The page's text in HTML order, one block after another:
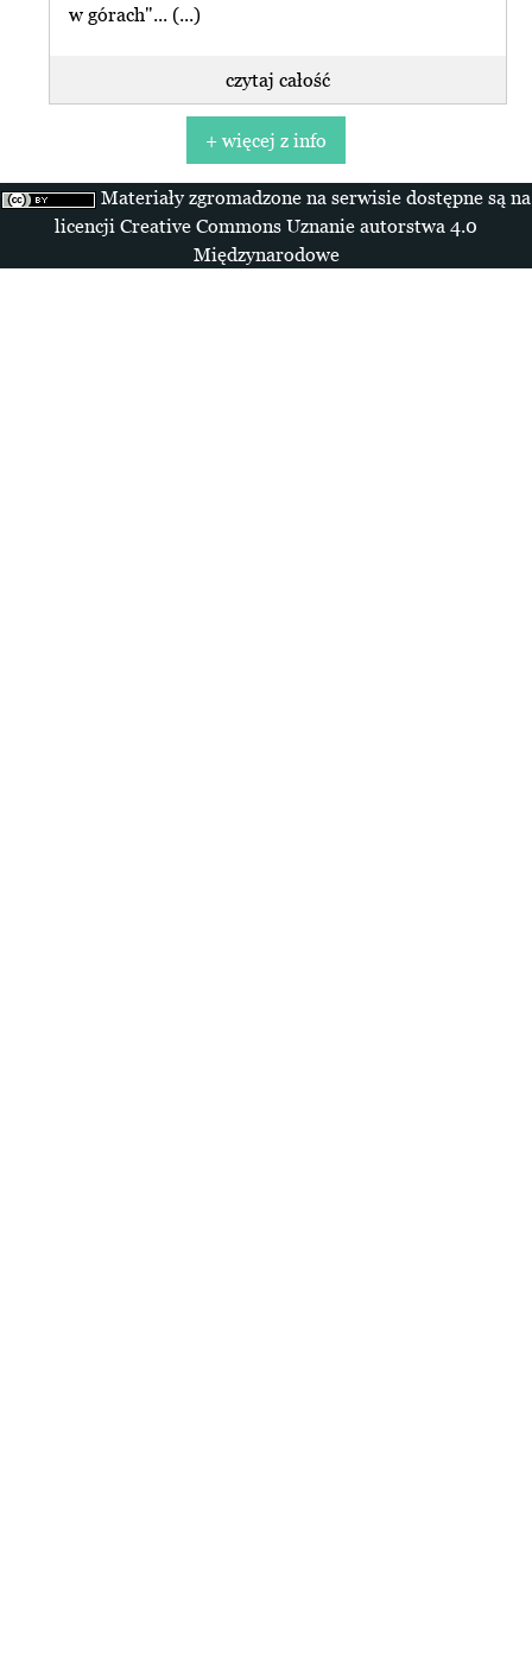
w górach"... (...)
czytaj całość
+ więcej z info
Materiały zgromadzone na serwisie dostępne są na
licencji Creative Commons Uznanie autorstwa 4.0
Międzynarodowe